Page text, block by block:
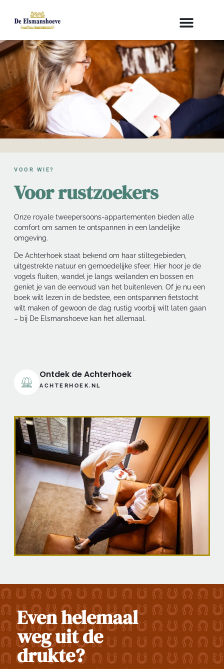
VOOR WIE?
Voor rustzoekers
Onze royale tweepersoons-appartementen bieden alle
comfort om samen te ontspannen in een landelijke
omgeving.
De Achterhoek staat bekend om haar stiltegebieden,
uitgestrekte natuur en gemoedelijke sfeer. Hier hoor je de
vogels fluiten, wandel je langs weilanden en bossen en
geniet je van de eenvoud van het buitenleven. Of je nu een
boek wilt lezen in de bedstee, een ontspannen fietstocht
wilt maken of gewoon de dag rustig voorbij wilt laten gaan
– bij De Elsmanshoeve kan het allemaal.
Ontdek de Achterhoek
ACHTERHOEK.NL
Even helemaal
weg uit de
drukte?